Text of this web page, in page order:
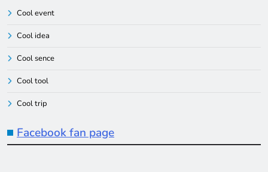
Cool event
Cool idea
Cool sence
Cool tool
Cool trip
Facebook fan page